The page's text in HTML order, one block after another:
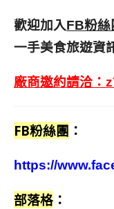
歡迎加入FB粉絲
一手美食旅遊資
廠商邀約請洽：
FB粉絲團 ：
https://
部落格 ：